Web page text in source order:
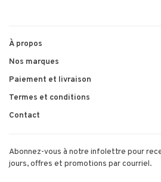
À propos
Nos marques
Paiement et livraison
Termes et conditions
Contact
Abonnez-vous à notre infolettre pour
jours, offres et promotions par courriel.